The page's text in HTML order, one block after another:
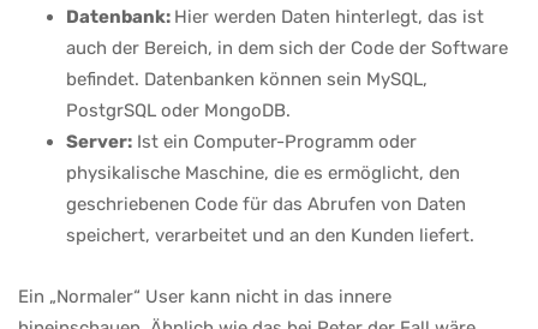
Datenbank: Hier werden Daten hinterlegt, das ist
auch der Bereich, in dem sich der Code der Software
befindet. Datenbanken können sein MySQL,
PostgrSQL oder MongoDB.
Server: Ist ein Computer-Programm oder
physikalische Maschine, die es ermöglicht, den
geschriebenen Code für das Abrufen von Daten
speichert, verarbeitet und an den Kunden liefert.
Ein „Normaler“ User kann nicht in das innere